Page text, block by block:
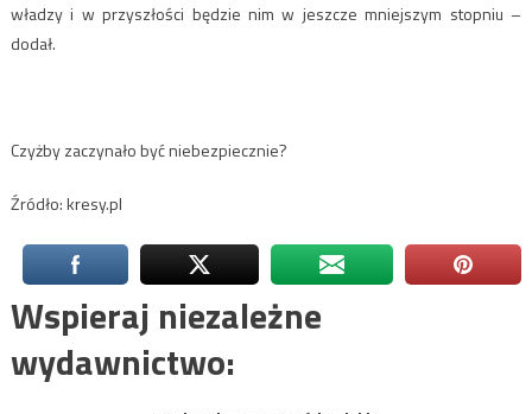
władzy i w przyszłości będzie nim w jeszcze mniejszym stopniu –
dodał.
Czyżby zaczynało być niebezpiecznie?
Źródło: kresy.pl
Wspieraj niezależne
wydawnictwo: